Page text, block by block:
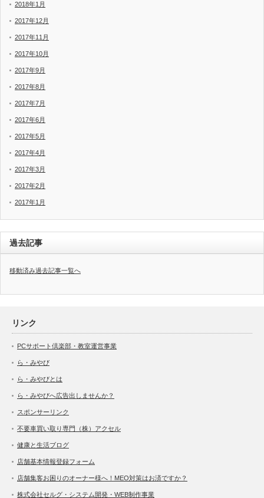
2018年1月
2017年12月
2017年11月
2017年10月
2017年9月
2017年8月
2017年7月
2017年6月
2017年5月
2017年4月
2017年3月
2017年2月
2017年1月
過去記事
移動済み過去記事一覧へ
リンク
PCサポート倶楽部・教室運営事業
ら・みやび
ら・みやびとは
ら・みやびへ広告出しませんか？
スポンサーリンク
不要車買い取り専門（株）アクセル
健康と生活ブログ
店舗基本情報登録フォーム
店舗集客お困りのオーナー様へ！MEO対策はお済ですか？
株式会社セルグ・システム開発・WEB制作事業